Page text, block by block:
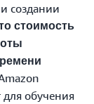
создании
стоимость
для обучения